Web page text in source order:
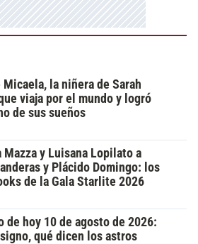
Micaela, la niñera de Sarah
viaja por el mundo y logró
de sus sueños
Mazza y Luisana Lopilato a
y Plácido Domingo: los
de la Gala Starlite 2026
de hoy 10 de agosto de 2026:
qué dicen los astros